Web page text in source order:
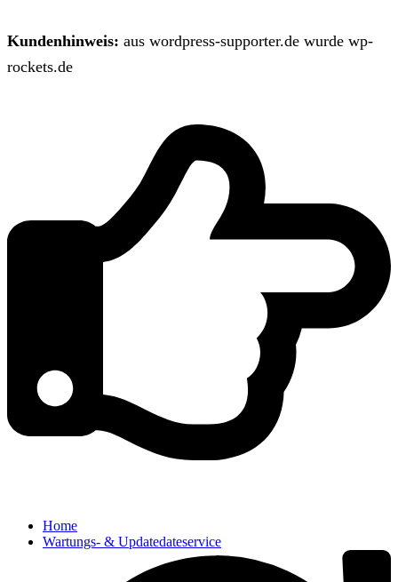
Kundenhinweis: aus wordpress-supporter.de wurde wp-
rockets.de
Home
Wartungs- & Updatedateservice